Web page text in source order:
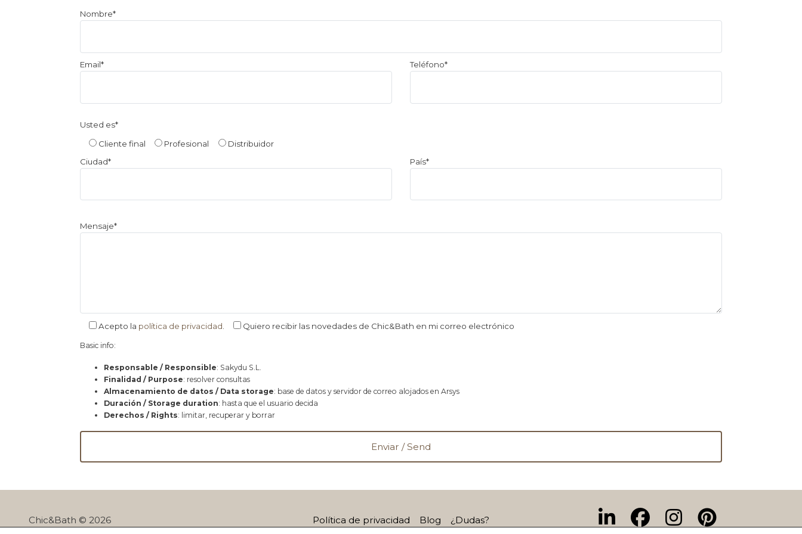
Por
este
campo
Nombre*
Email* Teléfono*
Usted es*
Cliente final
Profesional
Distribuidor
Ciudad*
País*
Mensaje*
Acepto la política de privacidad Quiero recibir las novedades de Chic&Bath en mi correo electrónico
Basic info:
Responsable / Responsible: Sakydu S.L.
Finalidad / Purpose: resolver consultas
Almacenamiento de datos / Data storage: base de datos y servidor de correo alojados en Arsys
Duración / Storage duration: hasta que el usuario decida
Derechos / Rights: limitar, recuperar y borrar
Chic&Bath © 2026 Política de privacidad Blog ¿Dudas?